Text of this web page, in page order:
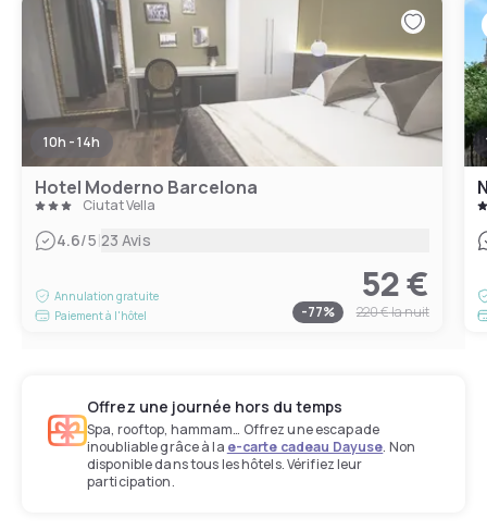
10h - 14h
Hotel Moderno Barcelona
Ciutat Vella
4.6/5|23 Avis
Annulation gratuite
Paiement à l'hôtel
52 €
-77% 220 €la nuit
Offrez une journée hors du temps
Spa, rooftop, hammam… Offrez une escapade
inoubliable grâce à la e-carte cadeau Dayuse. Non
disponible dans tous les hôtels. Vérifiez leur
participation.